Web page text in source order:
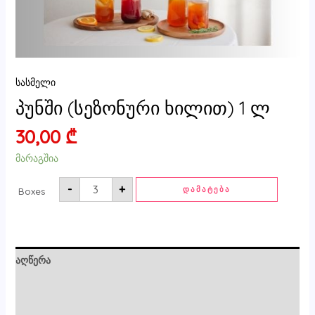
სასმელი
პუნში (სეზონური ხილით) 1 ლ
30,00 ₾
მარაგშია
- +
Boxes ᲓᲐᲛᲐᲢᲔᲑᲐ
აღწერა